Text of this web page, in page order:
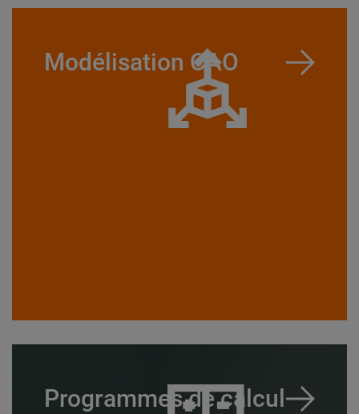
Modélisation CAO
Programmes de calcul